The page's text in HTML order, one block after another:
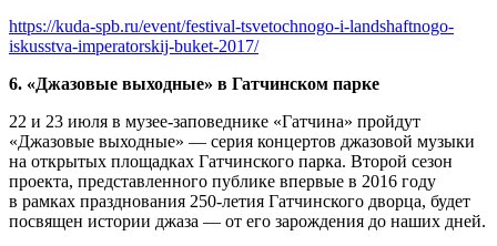
https://kuda-spb.ru/event/festival-tsvetochnogo-i-landshaftnogo-
iskusstva-imperatorskij-buket-2017/
6. «Джазовые выходные» в Гатчинском парке
22 и 23 июля в музее-заповеднике «Гатчина» пройдут
«Джазовые выходные» — серия концертов джазовой музыки
на открытых площадках Гатчинского парка. Второй сезон
проекта, представленного публике впервые в 2016 году
в рамках празднования 250-летия Гатчинского дворца, будет
посвящен истории джаза — от его зарождения до наших дней.